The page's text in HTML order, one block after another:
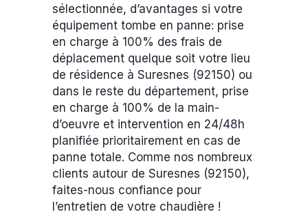
sélectionnée, d’avantages si votre
équipement tombe en panne: prise
en charge à 100% des frais de
déplacement quelque soit votre lieu
de résidence à Suresnes (92150) ou
dans le reste du département, prise
en charge à 100% de la main-
d’oeuvre et intervention en 24/48h
planifiée prioritairement en cas de
panne totale. Comme nos nombreux
clients autour de Suresnes (92150),
faites-nous confiance pour
l’entretien de votre chaudière !